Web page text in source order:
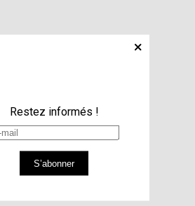
Restez informés !
S’abonner